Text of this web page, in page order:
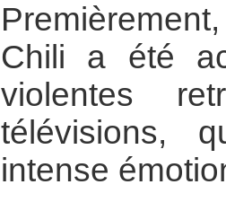
Chili a été
violentes
télévisions,
intense